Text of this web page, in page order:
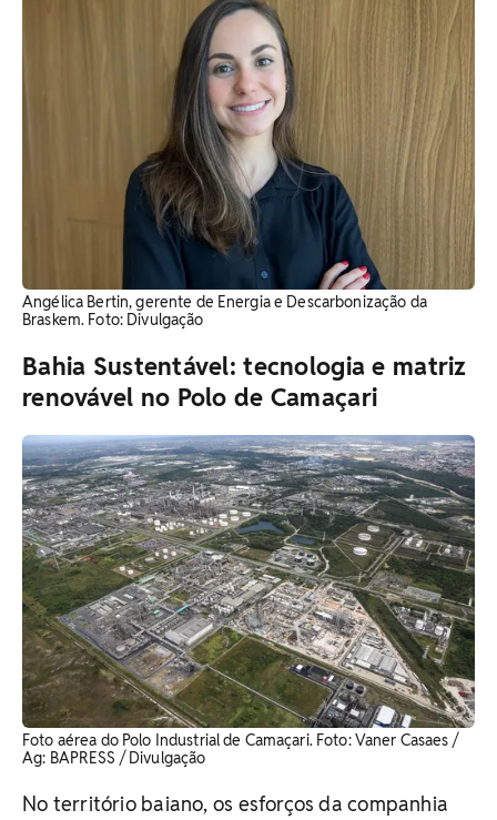
Angélica Bertin, gerente de Energia e Descarbonização da
Braskem. Foto: Divulgação
Bahia Sustentável: tecnologia e matriz
renovável no Polo de Camaçari
Foto aérea do Polo Industrial de Camaçari. Foto: Vaner Casaes /
Ag: BAPRESS / Divulgação
No território baiano, os esforços da companhia